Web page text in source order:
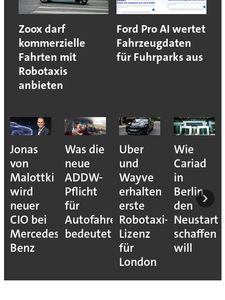
Zoox darf
kommerzielle
Fahrten mit
Robotaxis
anbieten
Ford Pro AI wertet
Fahrzeugdaten
für Fuhrparks aus
Jonas
von
Malottki
wird
neuer
CIO bei
Mercedes-
Benz
Was die
neue
ADDW-
Pflicht
für
Autofahrer
bedeutet
Uber
und
Wayve
erhalten
erste
Robotaxi-
Lizenz
für
London
Wie
Cariad
in
Berlin
den
Neustart
schaffen
will